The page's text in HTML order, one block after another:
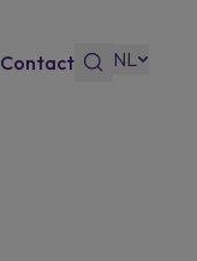
Contact NL